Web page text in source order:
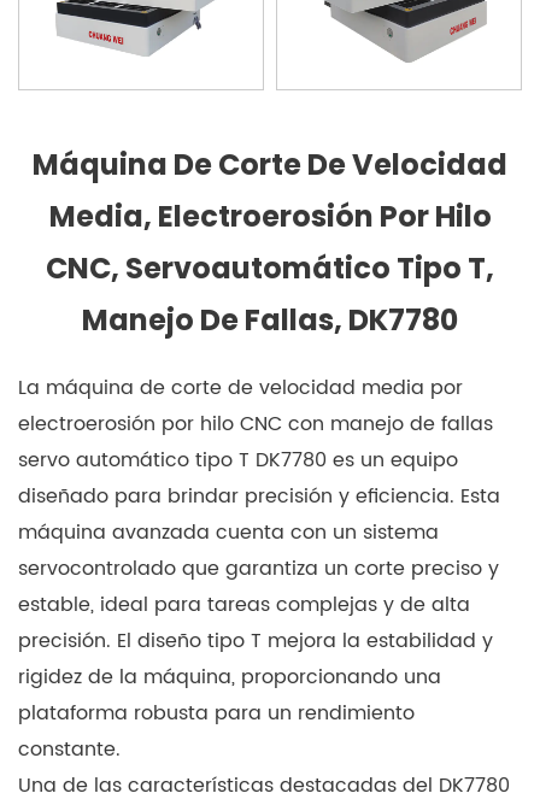
Máquina De Corte De Velocidad
Media, Electroerosión Por Hilo
CNC, Servoautomático Tipo T,
Manejo De Fallas, DK7780
La máquina de corte de velocidad media por
electroerosión por hilo CNC con manejo de fallas
servo automático tipo T DK7780 es un equipo
diseñado para brindar precisión y eficiencia. Esta
máquina avanzada cuenta con un sistema
servocontrolado que garantiza un corte preciso y
estable, ideal para tareas complejas y de alta
precisión. El diseño tipo T mejora la estabilidad y
rigidez de la máquina, proporcionando una
plataforma robusta para un rendimiento
constante.
Una de las características destacadas del DK7780